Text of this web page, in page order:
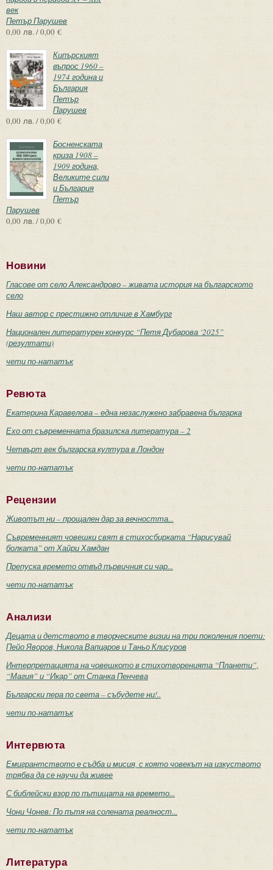
век
Петър Парушев
0,00 лв. / 0,00 €
Кипърският
въпрос 1960 –
1974 година и
България
Петър
Парушев
0,00 лв. / 0,00 €
Босненската
криза 1908 –
1909 година,
Великите сили
и България
Петър
Парушев
0,00 лв. / 0,00 €
Новини
Гласове от село Александрово – живата история на българското
село
Наш автор с престижно отличие в Хамбург
Национален литературен конкурс “Петя Дубарова ‘2025”
(резултати)
чети по-нататък
Ревюта
Екатерина Каравелова – една незаслужено забравена българка
Ехо от съвременната бразилска литература – 2
Четвърт век българска култура в Лондон
чети по-нататък
Рецензии
Животът ни – прощален дар за вечността...
Съвременният човешки свят в стихосбирката “Нарисувай
болката” от Хайри Хамдан
Препуска времето отвъд първичния си чар...
чети по-нататък
Анализи
Децата и детството в творческите визии на три поколения поети:
Пейо Яворов, Никола Вапцаров и Таньо Клисуров
Интерпретацията на човешкото в стихотворенията “Планети”,
“Магия” и “Икар” от Станка Пенчева
Български пера по света – събудете ни!..
чети по-нататък
Интервюта
Емигрантството е съдба и мисия, с която човекът на изкуството
трябва да се научи да живее
С библейски взор по пътищата на времето...
Чони Чонев: По пътя на солената реалност...
чети по-нататък
Литература